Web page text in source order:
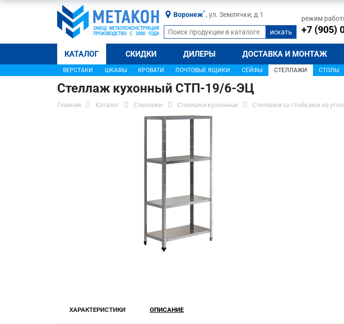
Воронеж , ул. Землячки, д.1 режим
+7 (905)
КАТАЛОГ СКИДКИ ДИЛЕРЫ ДОСТАВКА И МОНТАЖ
ВЕРСТАКИ ШКАФЫ КРОВАТИ ПОЧТОВЫЕ ЯЩИКИ СЕЙФЫ СТЕЛЛАЖИ СТОЛЫ
Стеллаж кухонный СТП-19/6-ЭЦ
Главная Каталог Стеллажи Стеллажи кухонные Стеллажи со стойками из
ХАРАКТЕРИСТИКИ ОПИСАНИЕ